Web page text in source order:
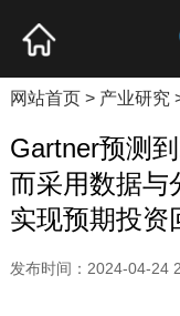
网站首页> 产业研究
Gartner预测
而采用数据与
实现预期投资
发布时间：2024-04-24